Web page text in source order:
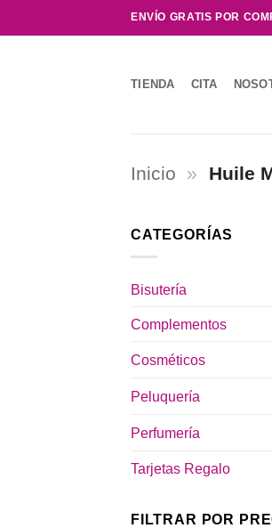
al
ENVÍO GRATIS POR
TIENDA CITA
Inicio » Huile
CATEGORÍAS
Bisutería
Complementos
Cosméticos
Peluquería
Perfumería
Tarjetas Regalo
FILTRAR POR